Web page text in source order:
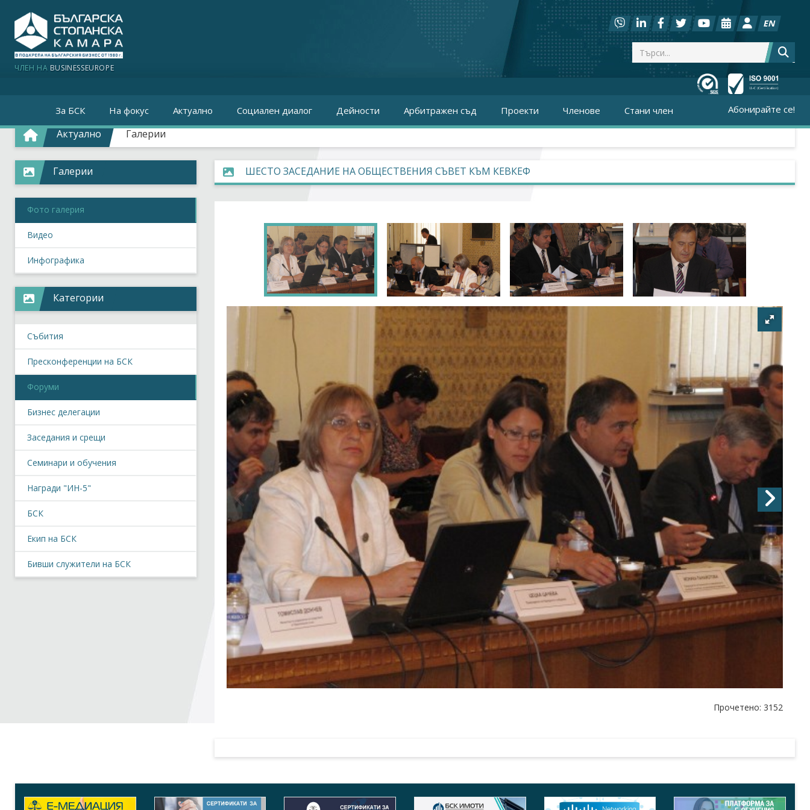
ЧЛЕН НА BUSINESSEUROPE
EN
За БСК На фокус Актуално Социален диалог Дейности Арбитражен съд Проекти Членове Стани член Абонирайте се!
Актуално Галерии
ШЕСТО ЗАСЕДАНИЕ НА ОБЩЕСТВЕНИЯ СЪВЕТ КЪМ КЕВКЕФ
Прочетено: 3152
Галерии
Фото галерия
Видео
Инфографика
Категории
Събития
Пресконференции на БСК
Форуми
Бизнес делегации
Заседания и срещи
Семинари и обучения
Награди "ИН-5"
БСК
Екип на БСК
Бивши служители на БСК